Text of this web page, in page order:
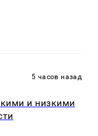
5 часов назад
и низкими